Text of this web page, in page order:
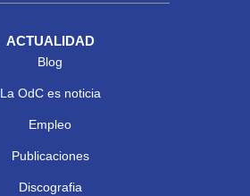
ACTUALIDAD
Blog
La OdC es noticia
Empleo
Publicaciones
Discografia